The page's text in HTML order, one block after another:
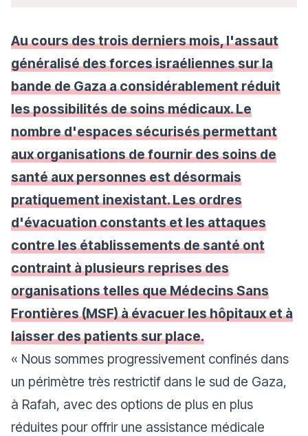
Au cours des trois derniers mois, l'assaut
généralisé des forces israéliennes sur la
bande de Gaza a considérablement réduit
les possibilités de soins médicaux. Le
nombre d'espaces sécurisés permettant
aux organisations de fournir des soins de
santé aux personnes est désormais
pratiquement inexistant. Les ordres
d'évacuation constants et les attaques
contre les établissements de santé ont
contraint à plusieurs reprises des
organisations telles que Médecins Sans
Frontières (MSF) à évacuer les hôpitaux et à
laisser des patients sur place.
« Nous sommes progressivement confinés dans
un périmètre très restrictif dans le sud de Gaza,
à Rafah, avec des options de plus en plus
réduites pour offrir une assistance médicale